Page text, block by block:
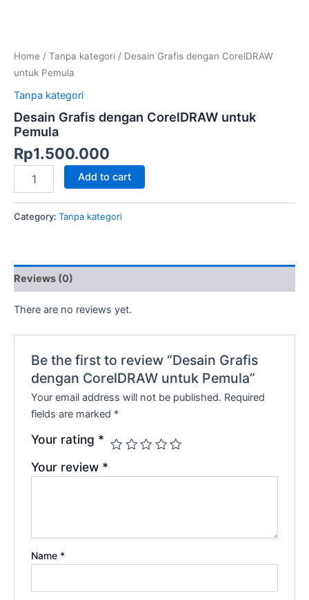
Home / Tanpa kategori / Desain Grafis dengan CorelDRAW
untuk Pemula
Tanpa kategori
Desain Grafis dengan CorelDRAW untuk
Pemula
Rp1.500.000
Add to cart
Category: Tanpa kategori
Reviews (0)
There are no reviews yet.
Be the first to review “Desain Grafis
dengan CorelDRAW untuk Pemula”
Your email address will not be published. Required
fields are marked *
Your rating *
Your review *
Name *